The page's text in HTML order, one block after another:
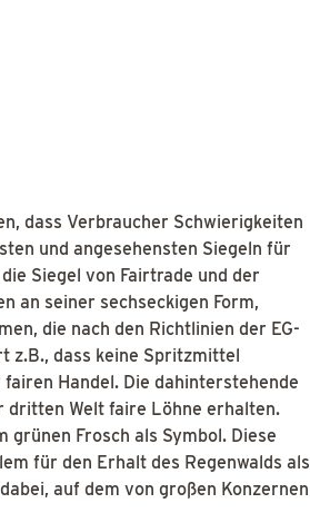
dass Verbraucher Schwierigkeiten
und angesehensten Siegeln für
Siegel von Fairtrade und der
an seiner sechseckigen Form,
die nach den Richtlinien der EG-
z.B., dass keine Spritzmittel
Handel. Die dahinterstehende
dritten Welt faire Löhne erhalten.
Frosch als Symbol. Diese
für den Erhalt des Regenwalds als
auf dem von großen Konzernen